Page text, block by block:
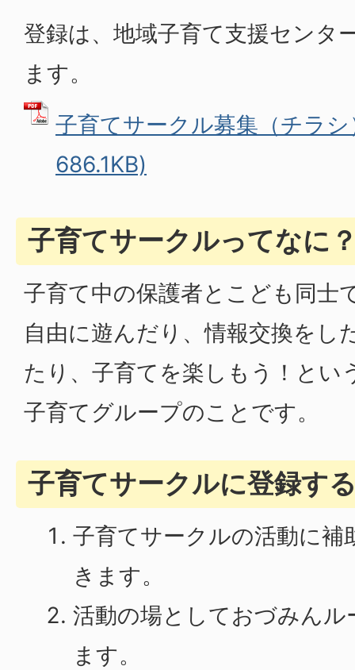
登録は、地域子育て支援センタ
ます。
子育てサークル募集（チラ
686.1KB)
子育てサークルってなに
子育て中の保護者とこども同士
自由に遊んだり、情報交換をし
たり、子育てを楽しもう！とい
子育てグループのことです。
子育てサークルに登録す
子育てサークルの活動に
きます。
活動の場としておづみん
ます。